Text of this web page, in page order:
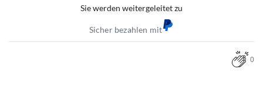
Sie werden weitergeleitet zu
Sicher bezahlen mit
0